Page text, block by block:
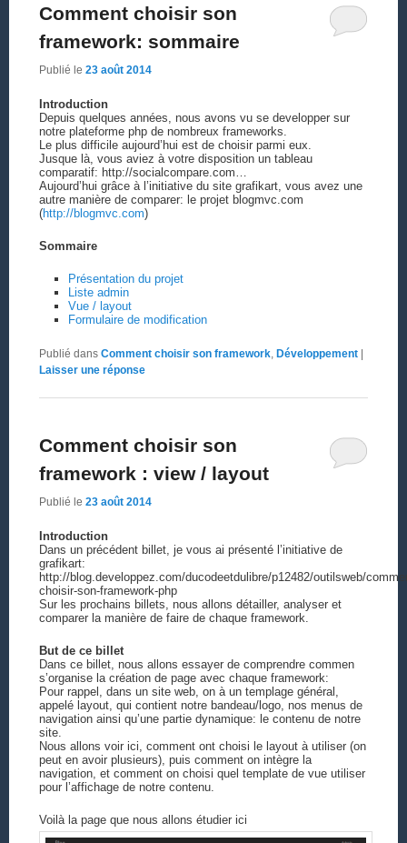
Comment choisir son
framework: sommaire
Publié le 23 août 2014
Introduction
Depuis quelques années, nous avons vu se developper sur
notre plateforme php de nombreux frameworks.
Le plus difficile aujourd’hui est de choisir parmi eux.
Jusque là, vous aviez à votre disposition un tableau
comparatif: http://socialcompare.com…
Aujourd’hui grâce à l’initiative du site grafikart, vous avez une
autre manière de comparer: le projet blogmvc.com
(http://blogmvc.com)
Sommaire
Présentation du projet
Liste admin
Vue / layout
Formulaire de modification
Publié dans Comment choisir son framework, Développement
Laisser une réponse
Comment choisir son
framework : view / layout
Publié le 23 août 2014
Introduction
Dans un précédent billet, je vous ai présenté l’initiative de
grafikart:
http://blog.developpez.com/ducodeetdulibre/p12482/outilsweb/
choisir-son-framework-php
Sur les prochains billets, nous allons détailler, analyser et
comparer la manière de faire de chaque framework.
But de ce billet
Dans ce billet, nous allons essayer de comprendre commen
s’organise la création de page avec chaque framework:
Pour rappel, dans un site web, on à un templage général,
appelé layout, qui contient notre bandeau/logo, nos menus de
navigation ainsi qu’une partie dynamique: le contenu de notre
site.
Nous allons voir ici, comment ont choisi le layout à utiliser (on
peut en avoir plusieurs), puis comment on intègre la
navigation, et comment on choisi quel template de vue utiliser
pour l’affichage de notre contenu.
Voilà la page que nous allons étudier ici